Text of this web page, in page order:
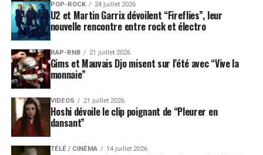
POP-ROCK 24 juillet 2026
U2 et Martin Garrix dévoilent “Fireflies”, leur
nouvelle rencontre entre rock et électro
RAP-RNB 21 juillet 2026
Gims et Mauvais Djo misent sur l’été avec “Vive la
monnaie”
VIDEOS 21 juillet 2026
Hoshi dévoile le clip poignant de “Pleurer en
dansant”
TÉLÉ / CINÉMA 14 juillet 2026